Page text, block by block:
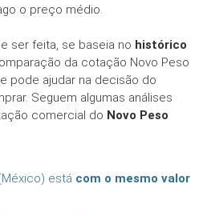
o preço médio.
ser feita, se baseia no histórico
da cotação Novo Peso
pode ajudar na decisão do
Seguem algumas análises
comercial do Novo Peso
está com o mesmo valor